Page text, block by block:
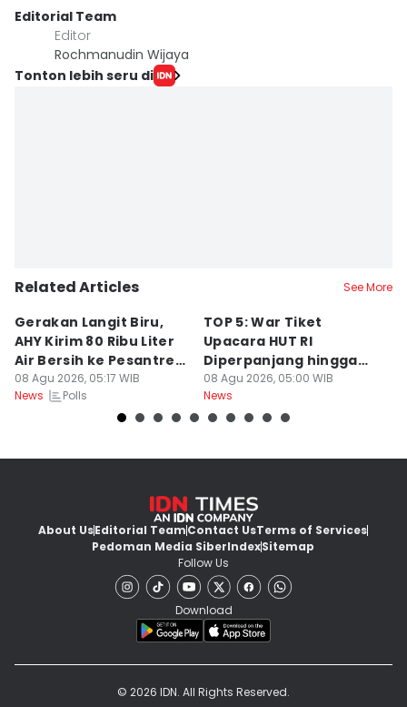
Editorial Team
Editor
Rochmanudin Wijaya
Tonton lebih seru di
Related Articles See More
Gerakan Langit Biru,
AHY Kirim 80 Ribu Liter
Air Bersih ke Pesantren
Madura
08 Agu 2026, 05:17 WIB
News
Polls
TOP 5: War Tiket
Upacara HUT RI
Diperpanjang hingga
Prabowo Evaluasi Bahlil
08 Agu 2026, 05:00 WIB
News
About UsEditorial TeamContact UsTerms of Services
Pedoman Media SiberIndexSitemap
Follow Us
Download
© 2026 IDN. All Rights Reserved.